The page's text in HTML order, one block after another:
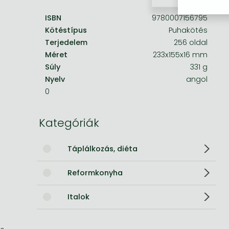
Bleach manga
One-Punch Man manga
ISBN
9780007156795
Kötéstípus
Puhakötés
Terjedelem
256 oldal
Méret
233x155x16 mm
Súly
331 g
Nyelv
angol
0
Kategóriák
Táplálkozás, diéta
Reformkonyha
Italok